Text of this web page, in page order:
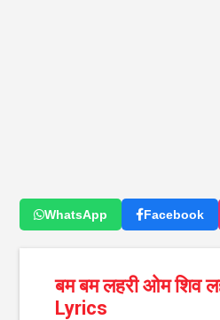
WhatsApp Facebook
बम बम लहरी ओम शिव
Lyrics